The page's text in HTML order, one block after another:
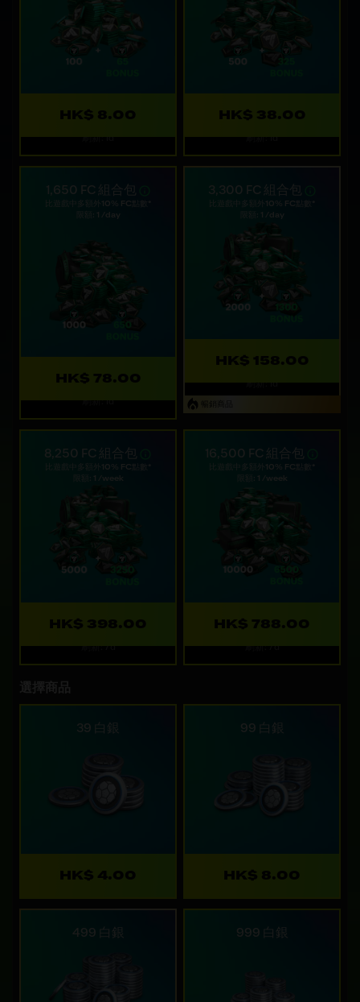
HK$ 8.00
刷新: 1d
HK$ 38.00
刷新: 1d
1,650 FC 組合包
比遊戲中多額外10% FC點數*
限額: 1 /day
HK$ 78.00
刷新: 1d
3,300 FC 組合包
比遊戲中多額外10% FC點數*
限額: 1 /day
HK$ 158.00
刷新: 1d
8,250 FC 組合包
比遊戲中多額外10% FC點數*
限額: 1 /week
HK$ 398.00
刷新: 7d
16,500 FC 組合包
比遊戲中多額外10% FC點數*
限額: 1 /week
HK$ 788.00
刷新: 7d
39 白銀
HK$ 4.00
99 白銀
HK$ 8.00
499 白銀 999 白銀